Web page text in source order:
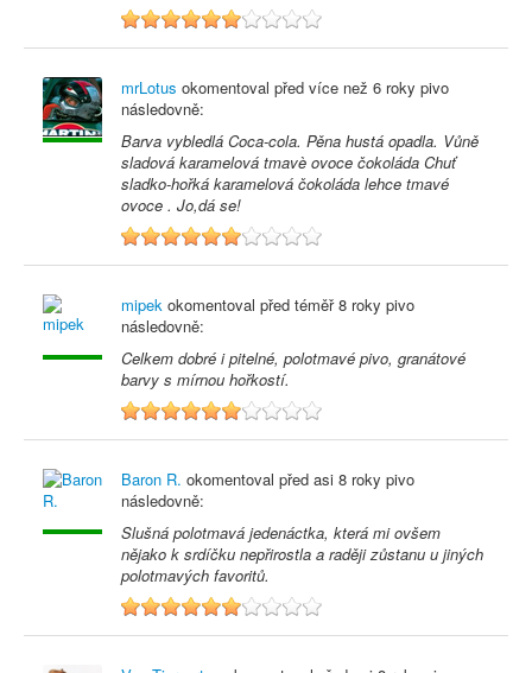
6
mrLotus okomentoval před více než 6 roky pivo
následovně:
Barva vybledlá Coca-cola. Pěna hustá opadla. Vůně
sladová karamelová tmavè ovoce čokoláda Chuť
sladko-hořká karamelová čokoláda lehce tmavé
ovoce . Jo,dá se!
6
mipek okomentoval před téměř 8 roky pivo
následovně:
Celkem dobré i pitelné, polotmavé pivo, granátové
barvy s mírnou hořkostí.
6
Baron R. okomentoval před asi 8 roky pivo
následovně:
Slušná polotmavá jedenáctka, která mi ovšem
nějako k srdíčku nepřirostla a raději zůstanu u jiných
polotmavých favoritů.
6